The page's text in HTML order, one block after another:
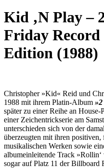
Kid ‚N Play –
Friday Record
Edition (1988)
Christopher »Kid« Reid und
1988 mit ihrem Platin-Album »2
später zu einer Reihe an
einer Zeichentrickserie am
unterschieden sich von der
überzeugten mit ihren
musikalischen Werken sowie
albumeinleitende Track
sogar auf Platz 11 der Billboard